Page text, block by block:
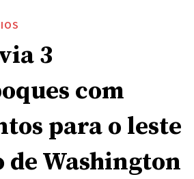
3
com
para o leste
de Washington